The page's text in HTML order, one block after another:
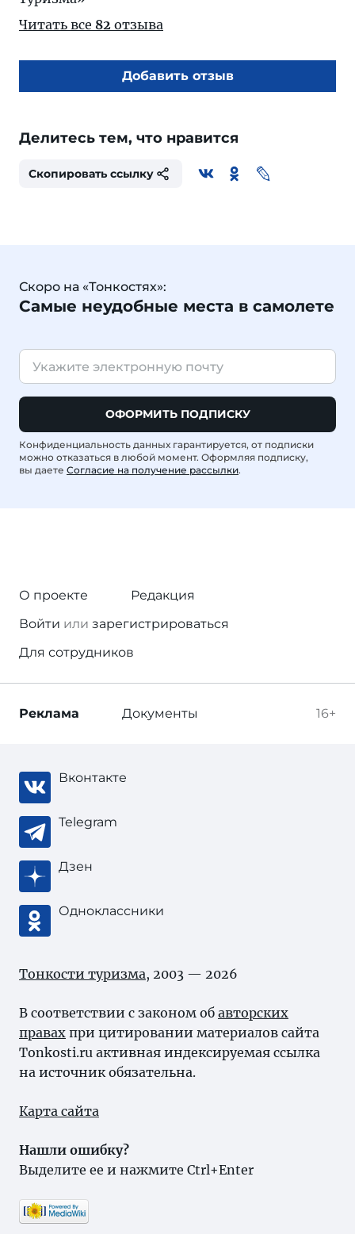
Читать все 82 отзыва
Добавить отзыв
Делитесь тем, что нравится
Скопировать ссылку
Скоро на «Тонкостях»:
Самые неудобные места в самолете
ОФОРМИТЬ ПОДПИСКУ
Конфиденциальность данных гарантируется, от подписки
можно отказаться в любой момент. Оформляя подписку,
вы даете Согласие на получение рассылки.
О проекте
Редакция
Войти или зарегистрироваться
Для сотрудников
16+
Реклама Документы
Вконтакте
Telegram
Дзен
Одноклассники
Тонкости туризма, 2003 — 2026
В соответствии с законом об авторских
правах при цитировании материалов сайта
Tonkosti.ru активная индексируемая ссылка
на источник обязательна.
Карта сайта
Нашли ошибку?
Выделите ее и нажмите Ctrl+Enter